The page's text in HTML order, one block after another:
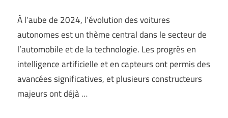
À l’aube de 2024, l’évolution des voitures
autonomes est un thème central dans le secteur de
l’automobile et de la technologie. Les progrès en
intelligence artificielle et en capteurs ont permis des
avancées significatives, et plusieurs constructeurs
majeurs ont déjà …